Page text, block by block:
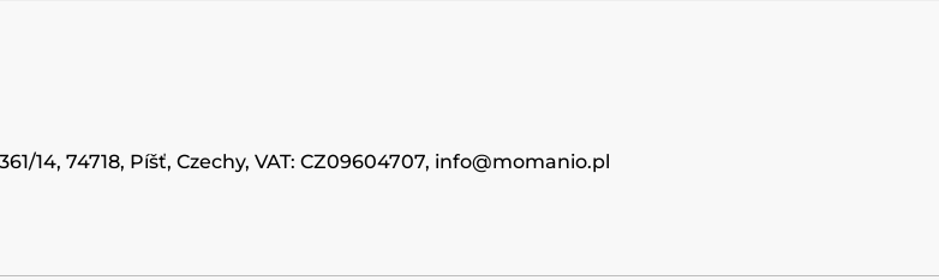
14, 74718, Píšť, Czechy, VAT: CZ09604707, info@momanio.pl